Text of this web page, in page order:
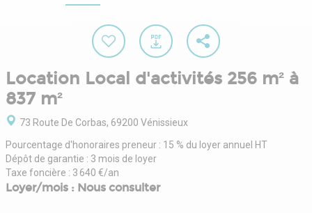
Location Local d'activités 256 m² à
837 m²
73 Route De Corbas, 69200 Vénissieux
Pourcentage d'honoraires preneur : 15 % du loyer annuel HT
Dépôt de garantie : 3 mois de loyer
Taxe foncière : 3 640 €/an
Loyer/mois : Nous consulter